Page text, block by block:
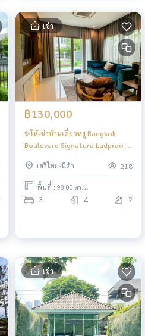
เช่า
฿130,000
✨ให้เช่าบ้านเดี่ยวหรู Bangkok
Boulevard Signature Ladprao-
เฟอร์นิเจอร์ครบครัน
เสรีไทย-นิด้า 218
พื้นที่ : 98.00 ตร.ว.
3 4 2
เช่า